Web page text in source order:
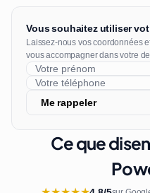
Vous souhaitez utiliser
Laissez-nous vos coordonnées
vous accompagner dans votre
Me rappeler
Ce que